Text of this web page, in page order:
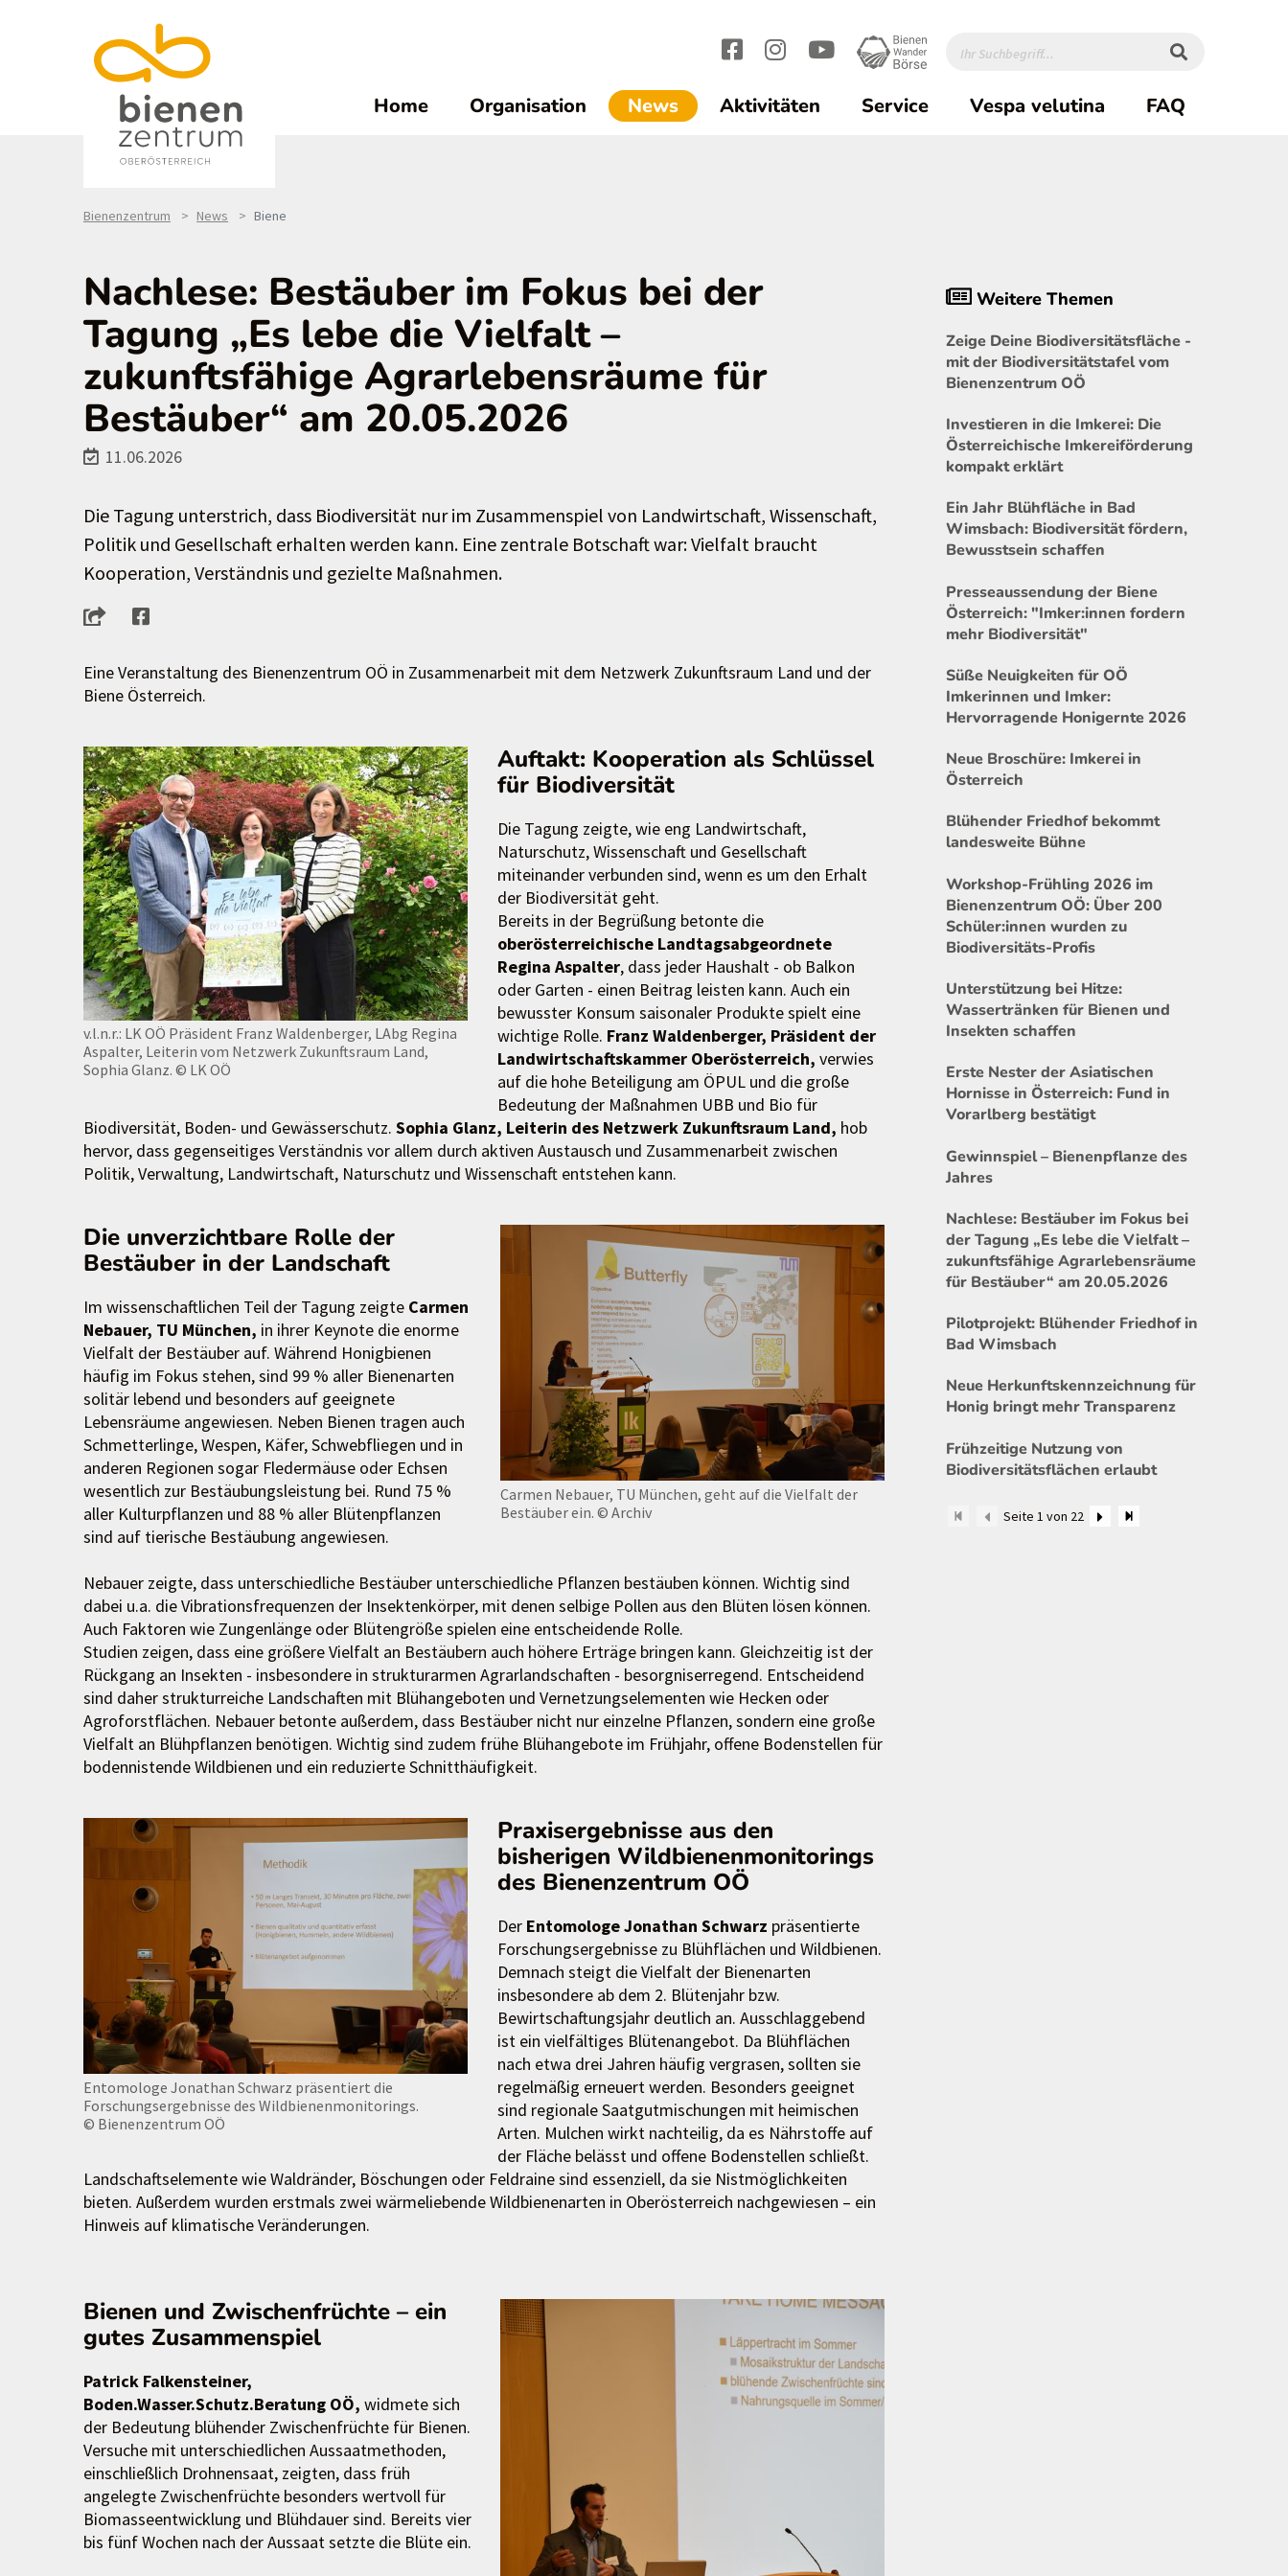
Home Organisation News(current)1
Aktivitäten Service Vespa velutina FAQ
Bienenzentrum News Biene
Nachlese: Bestäuber im Fokus bei der
Tagung „Es lebe die Vielfalt –
zukunftsfähige Agrarlebensräume für
Bestäuber“ am 20.05.2026
11.06.2026
Die Tagung unterstrich, dass Biodiversität nur im Zusammenspiel von Landwirtschaft, Wissenschaft,
Politik und Gesellschaft erhalten werden kann. Eine zentrale Botschaft war: Vielfalt braucht
Kooperation, Verständnis und gezielte Maßnahmen.
Eine Veranstaltung des Bienenzentrum OÖ in Zusammenarbeit mit dem Netzwerk Zukunftsraum Land und der
Biene Österreich.
v.l.n.r.: LK OÖ Präsident Franz Waldenberger, LAbg Regina
Aspalter, Leiterin vom Netzwerk Zukunftsraum Land,
Sophia Glanz. © LK OÖ
Auftakt: Kooperation als Schlüssel
für Biodiversität
Die Tagung zeigte, wie eng Landwirtschaft,
Naturschutz, Wissenschaft und Gesellschaft
miteinander verbunden sind, wenn es um den Erhalt
der Biodiversität geht.
Bereits in der Begrüßung betonte die
oberösterreichische Landtagsabgeordnete
Regina Aspalter, dass jeder Haushalt - ob Balkon
oder Garten - einen Beitrag leisten kann. Auch ein
bewusster Konsum saisonaler Produkte spielt eine
wichtige Rolle. Franz Waldenberger, Präsident der
Landwirtschaftskammer Oberösterreich, verwies
auf die hohe Beteiligung am ÖPUL und die große
Bedeutung der Maßnahmen UBB und Bio für
Biodiversität, Boden- und Gewässerschutz. Sophia Glanz, Leiterin des Netzwerk Zukunftsraum Land, hob
hervor, dass gegenseitiges Verständnis vor allem durch aktiven Austausch und Zusammenarbeit zwischen
Politik, Verwaltung, Landwirtschaft, Naturschutz und Wissenschaft entstehen kann.
Carmen Nebauer, TU München, geht auf die Vielfalt der
Bestäuber ein. © Archiv
Die unverzichtbare Rolle der
Bestäuber in der Landschaft
Im wissenschaftlichen Teil der Tagung zeigte Carmen
Nebauer, TU München, in ihrer Keynote die enorme
Vielfalt der Bestäuber auf. Während Honigbienen
häufig im Fokus stehen, sind 99 % aller Bienenarten
solitär lebend und besonders auf geeignete
Lebensräume angewiesen. Neben Bienen tragen auch
Schmetterlinge, Wespen, Käfer, Schwebfliegen und in
anderen Regionen sogar Fledermäuse oder Echsen
wesentlich zur Bestäubungsleistung bei. Rund 75 %
aller Kulturpflanzen und 88 % aller Blütenpflanzen
sind auf tierische Bestäubung angewiesen.
Nebauer zeigte, dass unterschiedliche Bestäuber unterschiedliche Pflanzen bestäuben können. Wichtig sind
dabei u.a. die Vibrationsfrequenzen der Insektenkörper, mit denen selbige Pollen aus den Blüten lösen können.
Auch Faktoren wie Zungenlänge oder Blütengröße spielen eine entscheidende Rolle.
Studien zeigen, dass eine größere Vielfalt an Bestäubern auch höhere Erträge bringen kann. Gleichzeitig ist der
Rückgang an Insekten - insbesondere in strukturarmen Agrarlandschaften - besorgniserregend. Entscheidend
sind daher strukturreiche Landschaften mit Blühangeboten und Vernetzungselementen wie Hecken oder
Agroforstflächen. Nebauer betonte außerdem, dass Bestäuber nicht nur einzelne Pflanzen, sondern eine große
Vielfalt an Blühpflanzen benötigen. Wichtig sind zudem frühe Blühangebote im Frühjahr, offene Bodenstellen für
bodennistende Wildbienen und ein reduzierte Schnitthäufigkeit.
Entomologe Jonathan Schwarz präsentiert die
Forschungsergebnisse des Wildbienenmonitorings.
© Bienenzentrum OÖ
Praxisergebnisse aus den
bisherigen Wildbienenmonitorings
des Bienenzentrum OÖ
Der Entomologe Jonathan Schwarz präsentierte
Forschungsergebnisse zu Blühflächen und Wildbienen.
Demnach steigt die Vielfalt der Bienenarten
insbesondere ab dem 2. Blütenjahr bzw.
Bewirtschaftungsjahr deutlich an. Ausschlaggebend
ist ein vielfältiges Blütenangebot. Da Blühflächen
nach etwa drei Jahren häufig vergrasen, sollten sie
regelmäßig erneuert werden. Besonders geeignet
sind regionale Saatgutmischungen mit heimischen
Arten. Mulchen wirkt nachteilig, da es Nährstoffe auf
der Fläche belässt und offene Bodenstellen schließt.
Landschaftselemente wie Waldränder, Böschungen oder Feldraine sind essenziell, da sie Nistmöglichkeiten
bieten. Außerdem wurden erstmals zwei wärmeliebende Wildbienenarten in Oberösterreich nachgewiesen – ein
Hinweis auf klimatische Veränderungen.
Bienen und Zwischenfrüchte – ein
gutes Zusammenspiel
Patrick Falkensteiner,
Boden.Wasser.Schutz.Beratung OÖ, widmete sich
der Bedeutung blühender Zwischenfrüchte für Bienen.
Versuche mit unterschiedlichen Aussaatmethoden,
einschließlich Drohnensaat, zeigten, dass früh
angelegte Zwischenfrüchte besonders wertvoll für
Biomasseentwicklung und Blühdauer sind. Bereits vier
bis fünf Wochen nach der Aussaat setzte die Blüte ein.
Weitere Themen
Zeige Deine Biodiversitätsfläche -
mit der Biodiversitätstafel vom
Bienenzentrum OÖ
Investieren in die Imkerei: Die
Österreichische Imkereiförderung
kompakt erklärt
Ein Jahr Blühfläche in Bad
Wimsbach: Biodiversität fördern,
Bewusstsein schaffen
Presseaussendung der Biene
Österreich: "Imker:innen fordern
mehr Biodiversität"
Süße Neuigkeiten für OÖ
Imkerinnen und Imker:
Hervorragende Honigernte 2026
Neue Broschüre: Imkerei in
Österreich
Blühender Friedhof bekommt
landesweite Bühne
Workshop-Frühling 2026 im
Bienenzentrum OÖ: Über 200
Schüler:innen wurden zu
Biodiversitäts-Profis
Unterstützung bei Hitze:
Wassertränken für Bienen und
Insekten schaffen
Erste Nester der Asiatischen
Hornisse in Österreich: Fund in
Vorarlberg bestätigt
Gewinnspiel – Bienenpflanze des
Jahres
Nachlese: Bestäuber im Fokus bei
der Tagung „Es lebe die Vielfalt –
zukunftsfähige Agrarlebensräume
für Bestäuber“ am 20.05.2026
Pilotprojekt: Blühender Friedhof in
Bad Wimsbach
Neue Herkunftskennzeichnung für
Honig bringt mehr Transparenz
Frühzeitige Nutzung von
Biodiversitätsflächen erlaubt
Seite 1 von 22